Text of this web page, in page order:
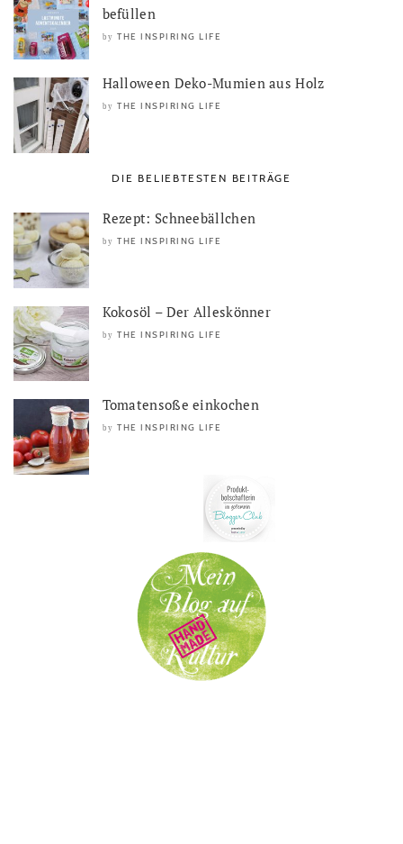
befüllen
by THE INSPIRING LIFE
Halloween Deko-Mumien aus Holz
by THE INSPIRING LIFE
DIE BELIEBTESTEN BEITRÄGE
Rezept: Schneebällchen
by THE INSPIRING LIFE
Kokosöl – Der Alleskönner
by THE INSPIRING LIFE
Tomatensoße einkochen
by THE INSPIRING LIFE